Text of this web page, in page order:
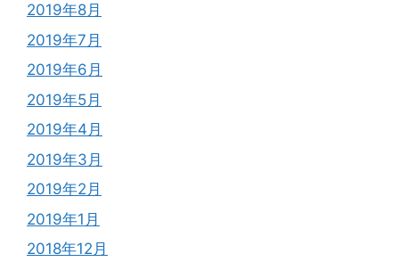
2019年8月
2019年7月
2019年6月
2019年5月
2019年4月
2019年3月
2019年2月
2019年1月
2018年12月